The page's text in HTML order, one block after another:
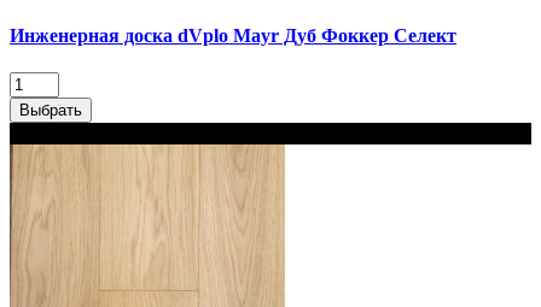
Инженерная доска dVplo Mayr Дуб Фоккер‎ Селект
Выбрать